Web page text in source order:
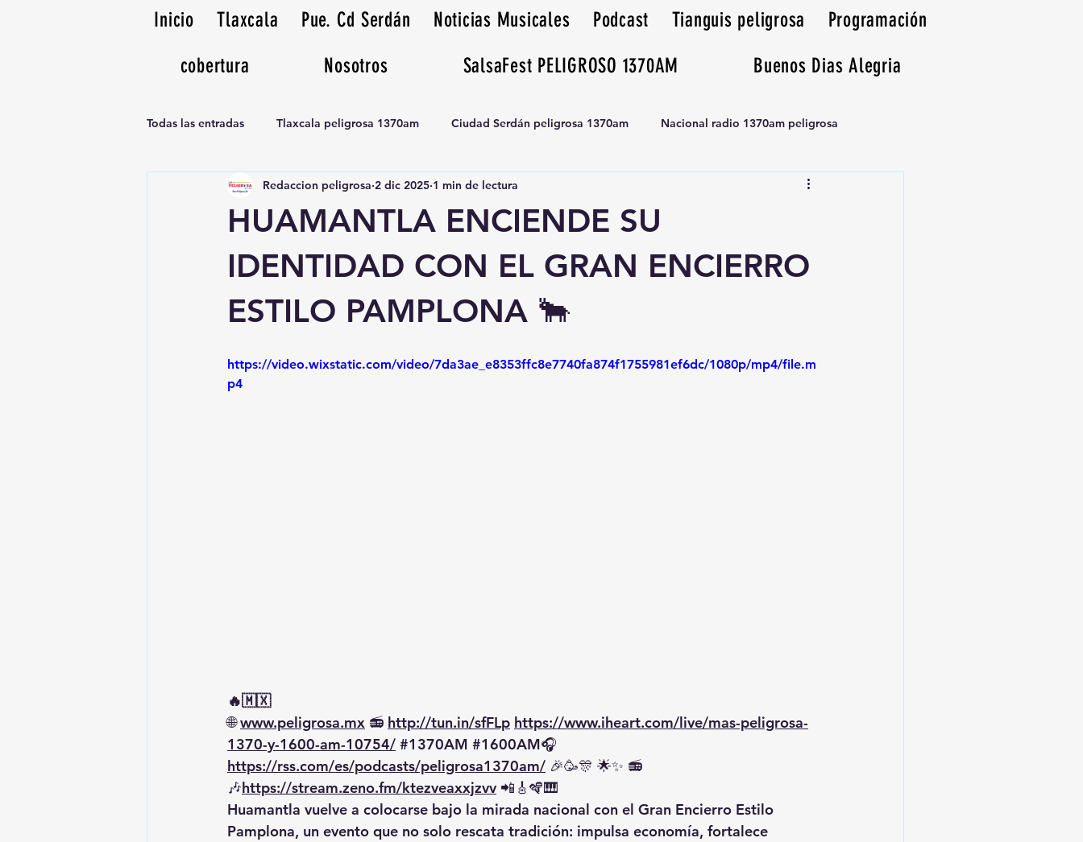
Inicio Tlaxcala Pue. Cd Serdán Noticias Musicales Podcast Tianguis peligrosa
Programación
cobertura
Nosotros SalsaFest PELIGROSO 1370AM Buenos Dias Alegria
Todas las entradas Tlaxcala peligrosa 1370am Ciudad Serdán peligrosa 1370am Nacional radio 1370am peligrosa
Noticias Musicales radio 1370am Tianguis peligrosa 1370am huamantla
HUAMANTLA ENCIENDE SU
IDENTIDAD CON EL GRAN ENCIERRO
ESTILO PAMPLONA 🐂
Redaccion peligrosa 2 dic 2025 1 min de lectura
https://video.wixstatic.com/video/7da3ae_e8353ffc8e7740fa874f1755981ef6dc/1080p/mp4/file.m
p4
🔥🇲🇽
🌐 www.peligrosa.mx 📻 http://tun.in/sfFLp https://www.iheart.com/live/mas-peligrosa-
1370-y-1600-am-10754/ #1370AM #1600AM🎧
https://rss.com/es/podcasts/peligrosa1370am/ 🎉🥳🎊 🌟✨ 📻
🎶https://stream.zeno.fm/ktezveaxxjzvv 📲🎸🪇🎹
Huamantla vuelve a colocarse bajo la mirada nacional con el Gran Encierro Estilo
Pamplona, un evento que no solo rescata tradición: impulsa economía, fortalece